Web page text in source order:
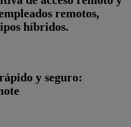
remotos,
híbridos.
y seguro: